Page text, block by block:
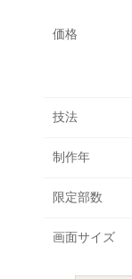
価格
技法
制作年
限定部数
画面サイズ